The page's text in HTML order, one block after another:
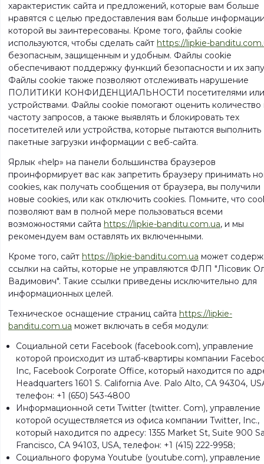
характеристик сайта и предложений, которые вам больше
нравятся с целью предоставления вам больше
которой вы заинтересованы. Кроме того, файлы cookie
используются, чтобы сделать сайт https://lipkie-
безопасным, защищенным и удобным. Файлы cookie
обеспечивают поддержку функций безопасности и их
Файлы cookie также позволяют отслеживать нарушение
ПОЛИТИКИ КОНФИДЕНЦИАЛЬНОСТИ посетителями или
устройствами. Файлы cookie помогают оценить количество
частоту запросов, а также выявлять и блокировать тех
посетителей или устройства, которые пытаются выполнить
пакетные загрузки информации с веб-сайта.
Ярлык «help» на панели большинства браузеров
проинформирует вас как запретить браузеру принимать
cookies, как получать сообщения от браузера, вы получили
новые cookies, или как отключить cookies. Помните, что
позволяют вам в полной мере пользоваться всеми
возможностями сайта https://lipkie-banditu.com.ua, и мы
рекомендуем вам оставлять их включенными.
Кроме того, сайт https://lipkie-banditu.com.ua может
ссылки на сайты, которые не управляются ФЛП "Лісовик
Вадимович". Такие ссылки приведены исключительно для
информационных целей.
Техническое оснащение страниц сайта https://lipkie-
banditu.com.ua может включать в себя модули:
Социальной сети Facebook (facebook.com), управление
которой происходит из штаб-квартиры компании
Inc, Facebook Corporate Office, который находится по
Headquarters 1601 S. California Ave. Palo Alto, CA 94304,
телефон: +1 (650) 543-4800
Информационной сети Twitter (twitter. Com), управление
которой осуществляется из офиса компании Twitter, Inc.,
который находится по адресу: 1355 Market St, Suite 900
Francisco, CA 94103, USA, телефон: +1 (415) 222-9958;
Социального форума Youtube (youtube.com), управление